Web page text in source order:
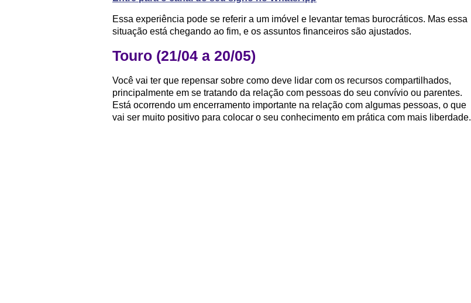
Essa experiência pode se referir a um imóvel e levantar temas burocráticos. Mas essa
situação está chegando ao fim, e os assuntos financeiros são ajustados.
Touro (21/04 a 20/05)
Você vai ter que repensar sobre como deve lidar com os recursos compartilhados,
principalmente em se tratando da relação com pessoas do seu convívio ou parentes.
Está ocorrendo um encerramento importante na relação com algumas pessoas, o que
vai ser muito positivo para colocar o seu conhecimento em prática com mais liberdade.